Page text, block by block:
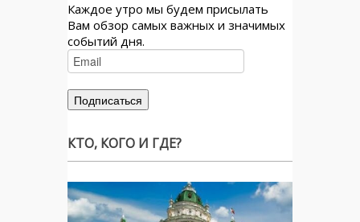
Каждое утро мы будем присылать
Вам обзор самых важных и значимых
событий дня.
КТО, КОГО И ГДЕ?